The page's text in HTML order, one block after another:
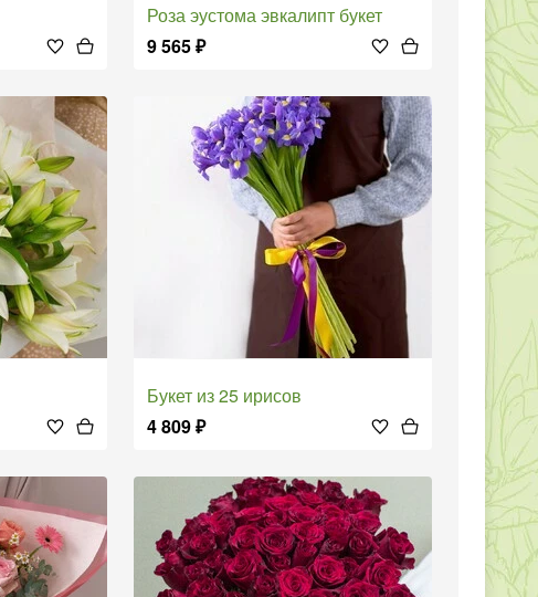
Роза эустома эвкалипт букет
9 565₽
Букет из 25 ирисов
4 809₽